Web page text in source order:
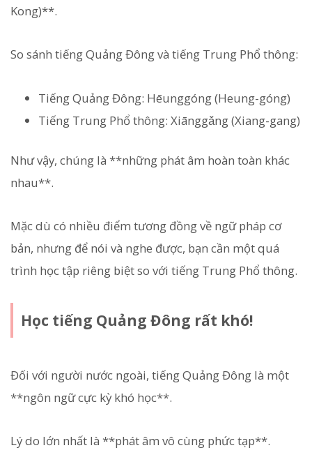
Kong)**.
So sánh tiếng Quảng Đông và tiếng Trung Phổ thông:
Tiếng Quảng Đông: Hēunggóng (Heung-góng)
Tiếng Trung Phổ thông: Xiānggǎng (Xiang-gang)
Như vậy, chúng là **những phát âm hoàn toàn khác
nhau**.
Mặc dù có nhiều điểm tương đồng về ngữ pháp cơ
bản, nhưng để nói và nghe được, bạn cần một quá
trình học tập riêng biệt so với tiếng Trung Phổ thông.
Học tiếng Quảng Đông rất khó!
Đối với người nước ngoài, tiếng Quảng Đông là một
**ngôn ngữ cực kỳ khó học**.
Lý do lớn nhất là **phát âm vô cùng phức tạp**.